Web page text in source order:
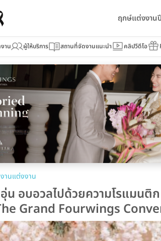
ฤกษ์แต่งงาน
าน ผู้ให้บริการ สถานที่จัดงานแนะนำ คลิปวีดีโอ
านแต่งงาน
น อบอวลไปด้วยความโรแมนติ
Grand Fourwings